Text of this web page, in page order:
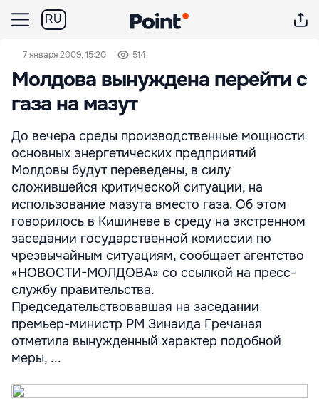
RU
7 января 2009, 15:20 514
Молдова вынуждена перейти с
газа на мазут
До вечера среды производственные мощности
основных энергетических предприятий
Молдовы будут переведены, в силу
сложившейся критической ситуации, на
использование мазута вместо газа. Об этом
говорилось в Кишиневе в среду на экстренном
заседании государственной комиссии по
чрезвычайным ситуациям, сообщает агентство
«НОВОСТИ-МОЛДОВА» со ссылкой на пресс-
службу правительства.
Председательствовавшая на заседании
премьер-министр РМ Зинаида Гречаная
отметила вынужденный характер подобной
меры, ...